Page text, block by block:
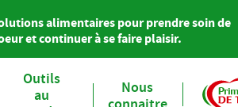
alimentaires pour prendre soin de
et continuer à se faire plaisir.
Outils
au
Nous
connaitre